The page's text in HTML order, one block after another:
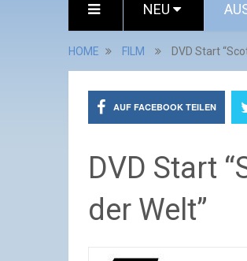
NEU
HOME FILM DVD Start
AUF FACEBOOK TEILEN
DVD Start
der Welt”